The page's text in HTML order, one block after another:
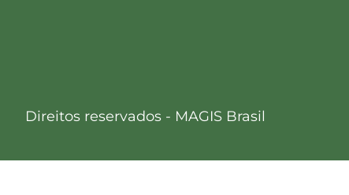
Direitos reservados - MAGIS Brasil